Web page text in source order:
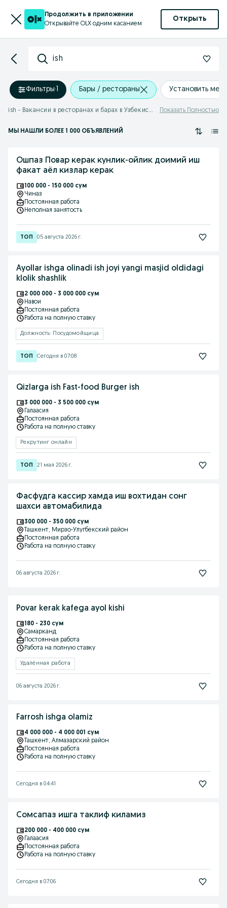
Продолжить в приложении
Открывайте OLX одним касанием
Открыть
ish
Фильтры·1 Бары / рестораны Установить
ish - Вакансии в ресторанах и барах в Узбекистане Показать Полностью
МЫ НАШЛИ БОЛЕЕ 1 000 ОБЪЯВЛЕНИЙ
Ошпаз Повар керак кунлик-ойлик доимий иш
факат аёл кизлар керак
100 000 - 150 000 сум
Чиназ
Постоянная работа
Неполная занятость
05 августа 2026 г.
Ayollar ishga olinadi ish joyi yangi masjid oldidagi
klolik shashlik
2 000 000 - 3 000 000 сум
Навои
Постоянная работа
Работа на полную ставку
Должность: Посудомойщица
Сегодня в 07:08
Qizlarga ish Fast-food Burger ish
3 000 000 - 3 500 000 сум
Галаасия
Постоянная работа
Работа на полную ставку
Рекрутинг онлайн
21 мая 2026 г.
Фасфудга кассир хамда иш вохтидан сонг
шахси автомабилида
300 000 - 350 000 сум
Ташкент, Мирзо-Улугбекский район
Постоянная работа
Работа на полную ставку
06 августа 2026 г.
Povar kerak kafega ayol kishi
180 - 230 сум
Самарканд
Постоянная работа
Работа на полную ставку
Удалённая работа
06 августа 2026 г.
Farrosh ishga olamiz
4 000 000 - 4 000 001 сум
Ташкент, Алмазарский район
Постоянная работа
Работа на полную ставку
Сегодня в 04:41
Сомсапаз ишга таклиф киламиз
200 000 - 400 000 сум
Галаасия
Постоянная работа
Работа на полную ставку
Сегодня в 07:06